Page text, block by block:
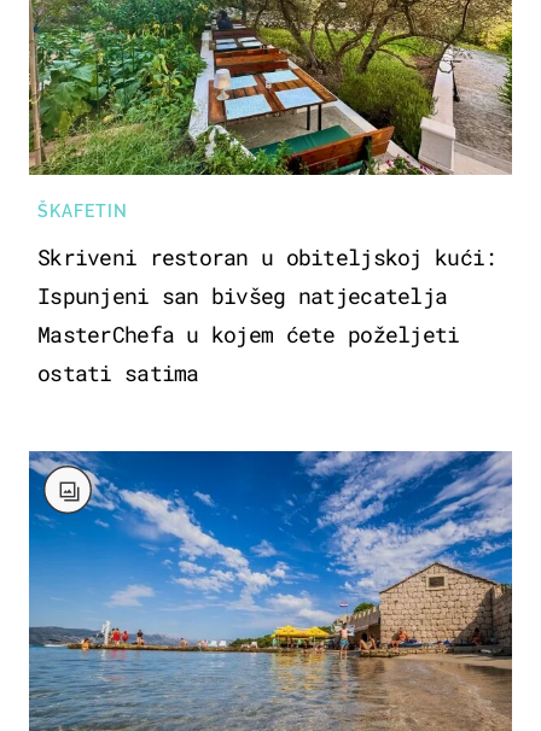
ŠKAFETIN
Skriveni restoran u obiteljskoj kući:
Ispunjeni san bivšeg natjecatelja
MasterChefa u kojem ćete poželjeti
ostati satima